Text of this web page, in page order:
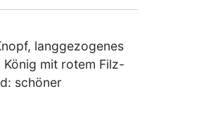
langgezogenes
König mit rotem Filz-
schöner